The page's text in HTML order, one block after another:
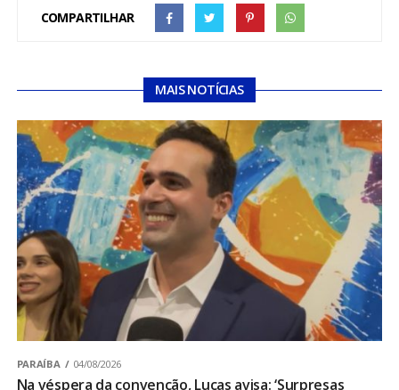
COMPARTILHAR
MAIS NOTÍCIAS
PARAÍBA 04/08/2026
Na véspera da convenção, Lucas avisa: ‘Surpresas